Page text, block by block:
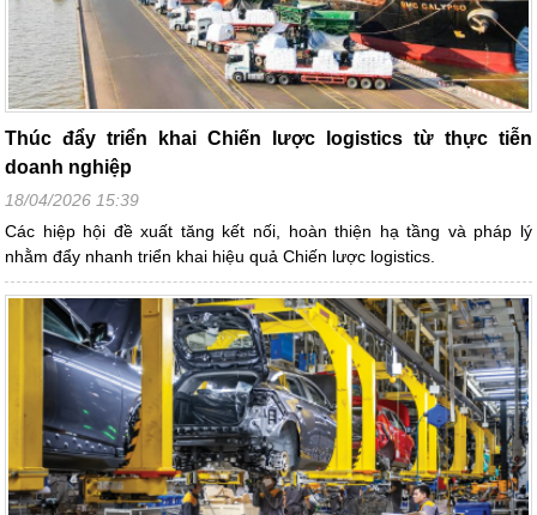
Thúc đẩy triển khai Chiến lược logistics từ thực tiễn
doanh nghiệp
18/04/2026 15:39
Các hiệp hội đề xuất tăng kết nối, hoàn thiện hạ tầng và pháp lý
nhằm đẩy nhanh triển khai hiệu quả Chiến lược logistics.